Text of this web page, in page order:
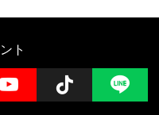
ト
YouTube Follow